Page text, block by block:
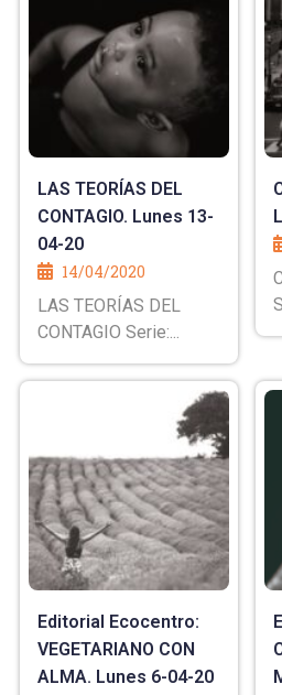
LAS TEORÍAS DEL
CONTAGIO. Lunes 13-
04-20
14/04/2020
LAS TEORÍAS DEL
CONTAGIO Serie:...
Editorial Ecocentro:
VEGETARIANO CON
ALMA. Lunes 6-04-20